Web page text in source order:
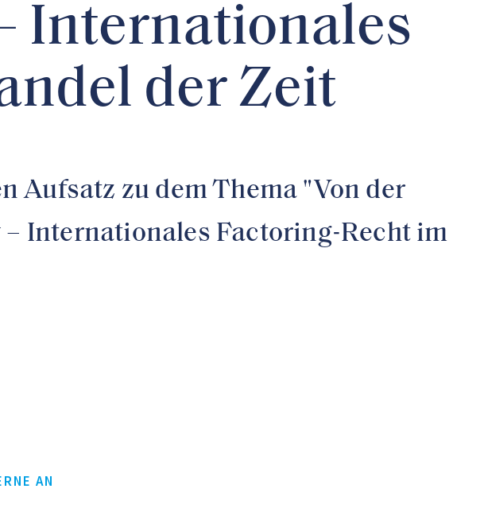
Internationales
der Zeit
Aufsatz zu dem Thema "Von der
Internationales Factoring-Recht im
AN